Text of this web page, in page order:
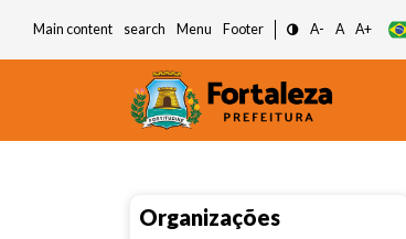
Main content search Menu Footer A- A A+
Organizações